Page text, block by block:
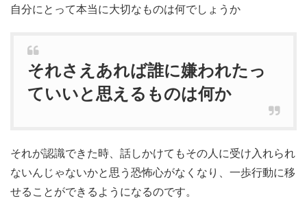
自分にとって本当に大切なものは何でしょうか
それさえあれば誰に嫌われたっ
ていいと思えるものは何か
それが認識できた時、話しかけてもその人に受け入れられ
ないんじゃないかと思う恐怖心がなくなり、一歩行動に移
せることができるようになるのです。